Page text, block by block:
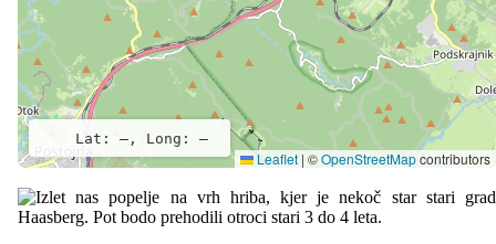
Lat: –, Long: –
Leaflet | ©OpenStreetMapcontributors